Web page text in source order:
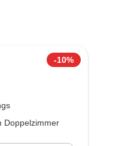
-10%
Doppelzimmer